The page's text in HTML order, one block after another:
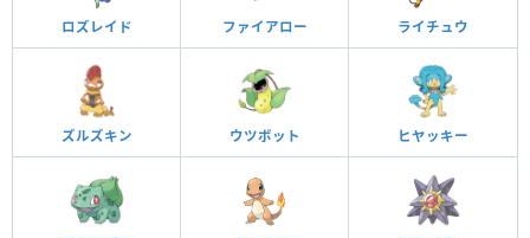
ロズレイド ファイアロー ライチュウ
ズルズキン ウツボット ヒヤッキー